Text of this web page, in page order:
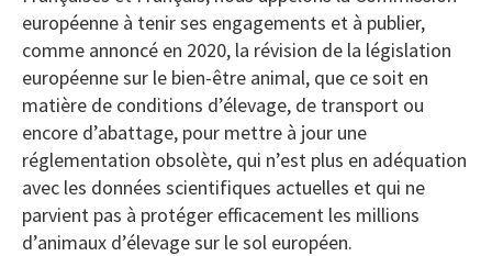
européenne à tenir ses engagements et à publier,
comme annoncé en 2020, la révision de la législation
européenne sur le bien-être animal, que ce soit en
matière de conditions d’élevage, de transport ou
encore d’abattage, pour mettre à jour une
réglementation obsolète, qui n’est plus en adéquation
avec les données scientifiques actuelles et qui ne
parvient pas à protéger efficacement les millions
d’animaux d’élevage sur le sol européen.